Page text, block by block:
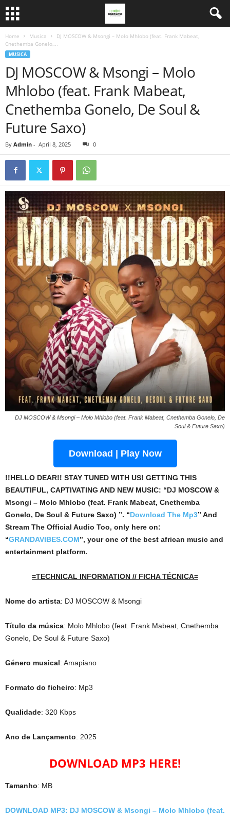
Home Musica
DJ MOSCOW & Msongi – Molo Mhlobo (feat. Frank Mabeat,
Cnethemba Gonelo,...
MUSICA
DJ MOSCOW & Msongi – Molo
Mhlobo (feat. Frank Mabeat,
Cnethemba Gonelo, De Soul &
Future Saxo)
By Admin - April 8, 2025 0
DJ MOSCOW & Msongi – Molo Mhlobo (feat. Frank Mabeat, Cnethemba Gonelo, De
Soul & Future Saxo)
Download | Play Now
!!HELLO DEAR!! STAY TUNED WITH US! GETTING THIS
BEAUTIFUL, CAPTIVATING AND NEW MUSIC: “DJ MOSCOW &
Msongi – Molo Mhlobo (feat. Frank Mabeat, Cnethemba
Gonelo, De Soul & Future Saxo) ”. “Download The Mp3” And
Stream The Official Audio Too, only here on:
“GRANDAVIBES.COM”, your one of the best african music and
entertainment platform.
=TECHNICAL INFORMATION // FICHA TÉCNICA=
Nome do artista: DJ MOSCOW & Msongi
Título da música: Molo Mhlobo (feat. Frank Mabeat, Cnethemba
Gonelo, De Soul & Future Saxo)
Género musical: Amapiano
Formato do ficheiro: Mp3
Qualidade: 320 Kbps
Ano de Lançamento: 2025
DOWNLOAD MP3 HERE!
Tamanho: MB
DOWNLOAD MP3: DJ MOSCOW & Msongi – Molo Mhlobo (feat.